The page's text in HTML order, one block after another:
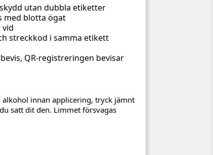
utan dubbla etiketter
med blotta ögat
vid
streckkod i samma etikett
QR-registreringen bevisar
alkohol innan applicering, tryck jämnt
satt dit den. Limmet försvagas